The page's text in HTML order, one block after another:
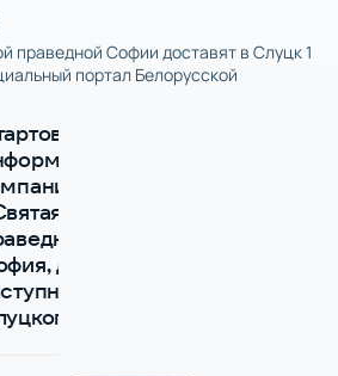
праведной Софии доставят в Слуцк 1
портал Белорусской
духовная
края»